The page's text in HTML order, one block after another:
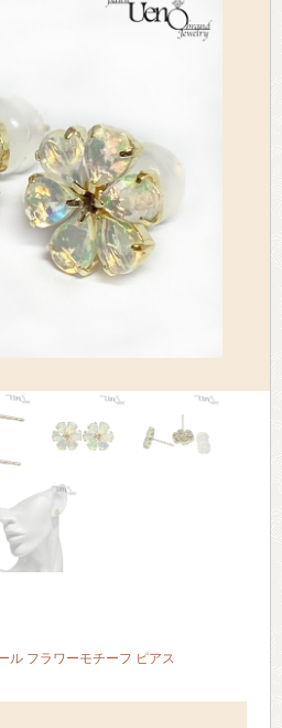
ル フラワーモチーフ ピアス
> スタッフおすすめ情報
> キャンペーン情報
> 会社概要
> アクセス
> よくあるご質問
> プライバシーポリシー
> お問い合わせ